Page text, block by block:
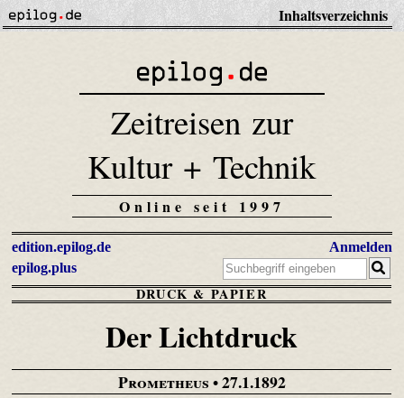
Inhaltsverzeichnis
Zeitreisen zur
Kultur + Technik
Online seit 1997
edition.epilog.de
epilog.plus
Anmelden
DRUCK & PAPIER
Der Lichtdruck
Prometheus• 27.1.1892